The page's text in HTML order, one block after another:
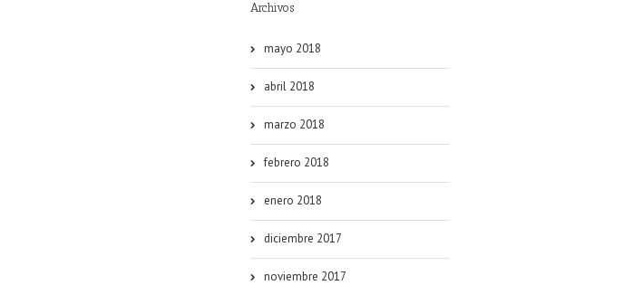
Archivos
mayo 2018
abril 2018
marzo 2018
febrero 2018
enero 2018
diciembre 2017
noviembre 2017